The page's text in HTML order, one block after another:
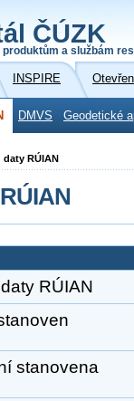
ČÚZK
a službám
INSPIRE
DMVS Geodetické
daty RÚIAN
RÚIAN
stanovena